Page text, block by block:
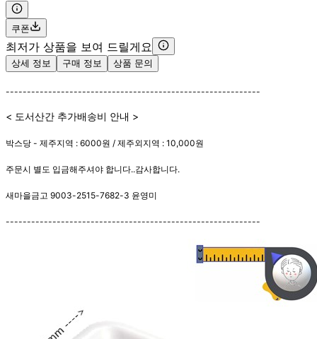
쿠폰
최저가 상품을 보여 드릴게요
상세 정보 구매 정보 상품 문의
------------------------------------------------------------
< 도서산간 추가배송비 안내 >
박스당 - 제주지역 : 6000원 / 제주외지역 : 10,000원
주문시 별도 입금해주셔야 합니다..감사합니다.
새마을금고 9003-2515-7682-3 윤영미
------------------------------------------------------------